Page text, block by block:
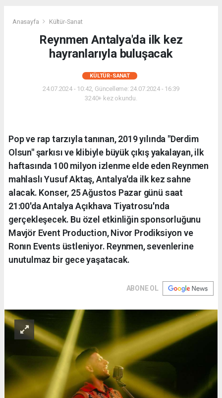
Anasayfa Kültür-Sanat
Reynmen Antalya'da ilk kez
hayranlarıyla buluşacak
KÜLTÜR-SANAT
24.07.2024 - 10:42, Güncelleme: 24.07.2024 - 16:39
3240+ kez okundu.
Pop ve rap tarzıyla tanınan, 2019 yılında "Derdim
Olsun" şarkısı ve klibiyle büyük çıkış yakalayan, ilk
haftasında 100 milyon izlenme elde eden Reynmen
mahlaslı Yusuf Aktaş, Antalya'da ilk kez sahne
alacak. Konser, 25 Ağustos Pazar günü saat
21:00'da Antalya Açıkhava Tiyatrosu'nda
gerçekleşecek. Bu özel etkinliğin sponsorluğunu
Mavjör Event Production, Nivor Prodiksiyon ve
Ronın Events üstleniyor. Reynmen, sevenlerine
unutulmaz bir gece yaşatacak.
ABONE OL